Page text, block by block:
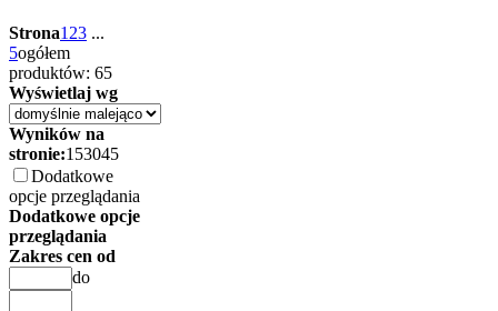
Strona1 23 ...
5ogółem
produktów: 65
Wyświetlaj wg
Wyników na
stronie:153045
Dodatkowe
opcje przeglądania
Dodatkowe opcje
przeglądania
Zakres cen od
do